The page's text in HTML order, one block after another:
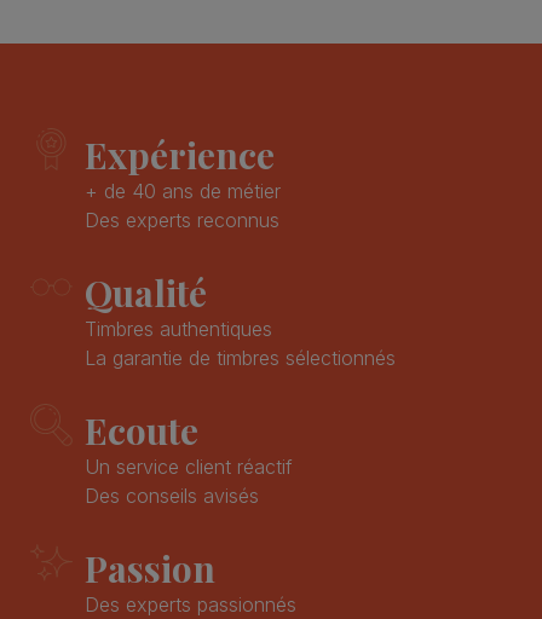
Expérience
+ de 40 ans de métier
Des experts reconnus
Qualité
Timbres authentiques
La garantie de timbres sélectionnés
Ecoute
Un service client réactif
Des conseils avisés
Passion
Des experts passionnés